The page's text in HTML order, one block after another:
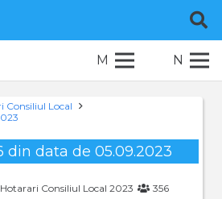
M N
Consiliul Local
din data de 05.09.2023
Hotarari Consiliul Local 2023 356